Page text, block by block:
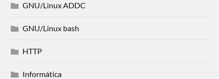
GNU/Linux ADDC
GNU/Linux bash
HTTP
Informática